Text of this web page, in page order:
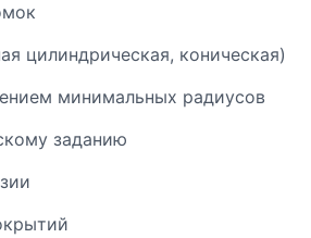
цилиндрическая, коническая)
минимальных радиусов
заданию